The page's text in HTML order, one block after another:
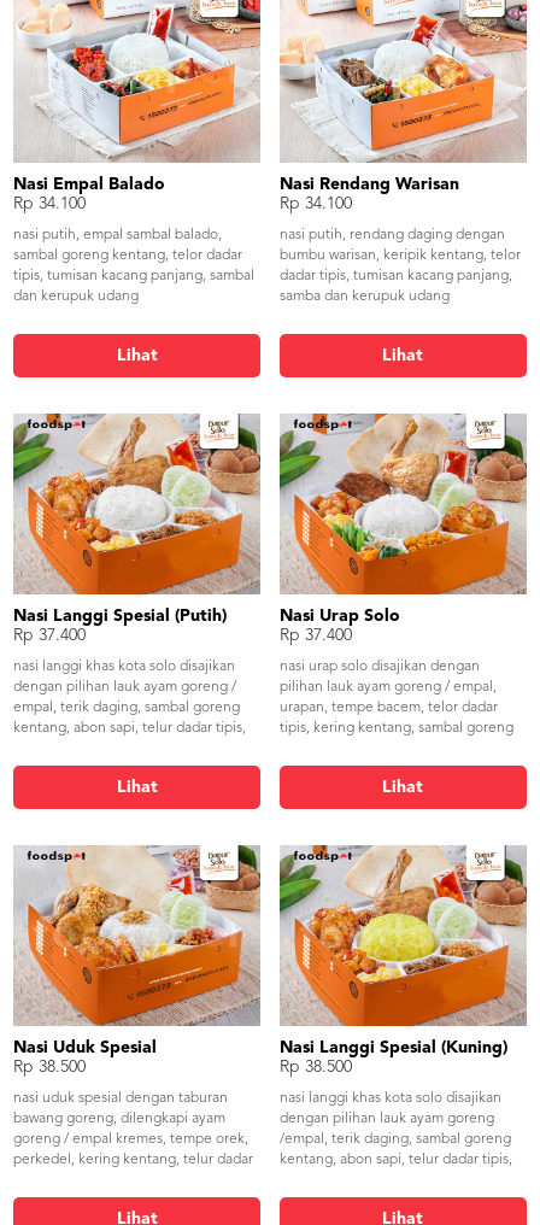
Nasi Empal Balado
Rp 34.100
nasi putih, empal sambal balado,
sambal goreng kentang, telor dadar
tipis, tumisan kacang panjang, sambal
dan kerupuk udang
Lihat
Nasi Rendang Warisan
Rp 34.100
nasi putih, rendang daging dengan
bumbu warisan, keripik kentang, telor
dadar tipis, tumisan kacang panjang,
samba dan kerupuk udang
Lihat
Nasi Langgi Spesial (Putih)
Rp 37.400
nasi langgi khas kota solo disajikan
dengan pilihan lauk ayam goreng /
empal, terik daging, sambal goreng
kentang, abon sapi, telur dadar tipis,
dilengkapi sambal, lalapan serta
Lihat
Nasi Urap Solo
Rp 37.400
nasi urap solo disajikan dengan
pilihan lauk ayam goreng / empal,
urapan, tempe bacem, telor dadar
tipis, kering kentang, sambal goreng
serta kerupuk udang.
Lihat
Nasi Uduk Spesial
Rp 38.500
nasi uduk spesial dengan taburan
bawang goreng, dilengkapi ayam
goreng / empal kremes, tempe orek,
perkedel, kering kentang, telur dadar
Lihat
Nasi Langgi Spesial (Kuning)
Rp 38.500
nasi langgi khas kota solo disajikan
dengan pilihan lauk ayam goreng
/empal, terik daging, sambal goreng
kentang, abon sapi, telur dadar tipis,
dilengkapi sambal, lalapan serta
Lihat